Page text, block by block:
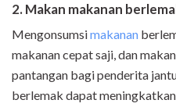
2. Makan makanan
Mengonsumsimakanan
makanan cepat saji, dan
pantangan bagi penderita
berlemak dapat